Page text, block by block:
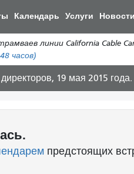
Календарь Услуги Новости
линии California Cable Car
часов)
19 мая 2015 года.
предстоящих